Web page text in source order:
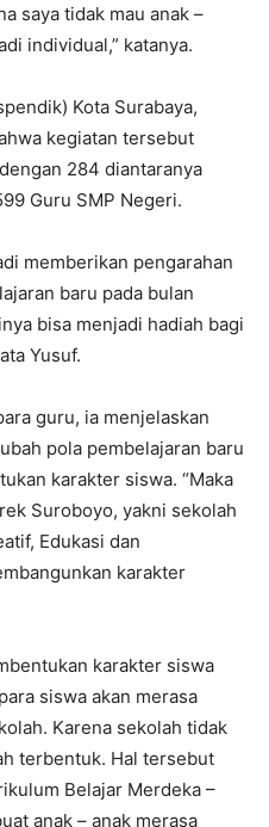
saya tidak mau anak –
individual,” katanya.
Kota Surabaya,
kegiatan tersebut
284 diantaranya
Guru SMP Negeri.
memberikan pengarahan
baru pada bulan
bisa menjadi hadiah bagi
Yusuf.
guru, ia menjelaskan
pola pembelajaran baru
karakter siswa. “Maka
Suroboyo, yakni sekolah
Edukasi dan
karakter
karakter siswa
siswa akan merasa
Karena sekolah tidak
terbentuk. Hal tersebut
Belajar Merdeka –
anak – anak merasa